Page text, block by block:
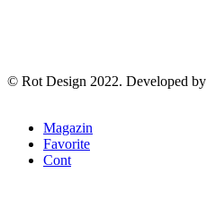
© Rot Design 2022. Developed by
Magazin
Favorite
Cont